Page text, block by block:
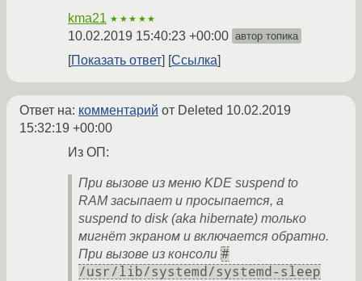
kma21 ★★★★★
10.02.2019 15:40:23 +00:00 автор топика
Показать ответ Ссылка
Ответ на: комментарий от Deleted 10.02.2019
15:32:19 +00:00
Из ОП:
При вызове из меню KDE suspend to
RAM засыпает и просыпается, а
suspend to disk (aka hibernate) только
мигнёт экраном и включается обратно.
При вызове из консоли #
/usr/lib/systemd/systemd-sleep